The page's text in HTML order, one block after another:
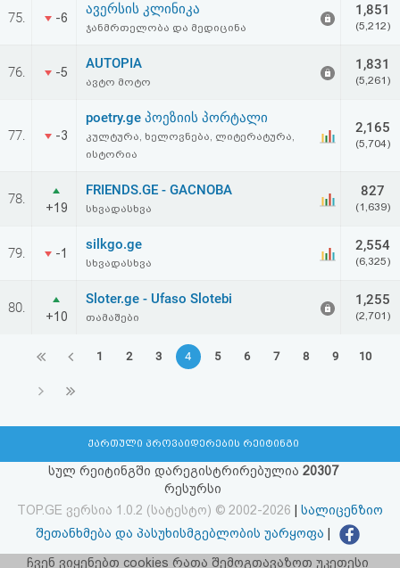
75. -6
ავერსის კლინიკა
ჯანმრთელობა და მედიცინა
1,851
(5,212)
76. -5
AUTOPIA
ავტო მოტო
1,831
(5,261)
77. -3
poetry.ge პოეზიის პორტალი
კულტურა, ხელოვნება, ლიტერატურა,
ისტორია
2,165
(5,704)
78.
+19
FRIENDS.GE - GACNOBA
სხვადასხვა
827
(1,639)
79. -1
silkgo.ge
სხვადასხვა
2,554
(6,325)
80.
+10
Sloter.ge - Ufaso Slotebi
თამაშები
1,255
(2,701)
1 2 3 4 5 6 7 8 9 10
ქართული პროვაიდერების რეიტინგი
სულ რეიტინგში დარეგისტრირებულია 20307
რესურსი
TOP.GE ვერსია 1.0.2 (სატესტო) © 2002-2026
სალიცენზიო
შეთანხმება და პასუხისმგებლობის უარყოფა
facebook.com/TOP.GE
ჩვენ ვიყენებთ cookies რათა შემოგთავაზოთ უკეთესი